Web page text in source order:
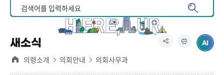
새소식
의령소개 의회안내 의회사무과